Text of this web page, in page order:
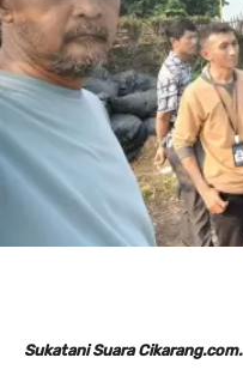
Sukatani Suara Cikarang.com.